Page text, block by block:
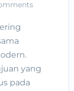
yang
pada